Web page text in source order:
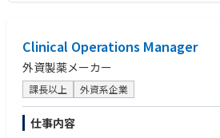
Clinical Operations Manager
外資製薬メーカー
課長以上 外資系企業
仕事内容